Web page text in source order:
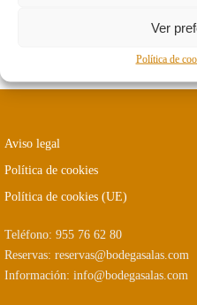
Ver
Política de
Aviso legal
Política de cookies
Política de cookies (UE)
Teléfono: 955 76 62 80
Reservas: reservas@bodegasalas.com
Información: info@bodegasalas.com